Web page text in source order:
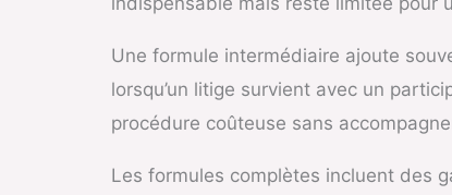
Une formule intermédiaire ajoute
lorsqu’un litige survient avec un
procédure coûteuse sans
Les formules complètes incluent des